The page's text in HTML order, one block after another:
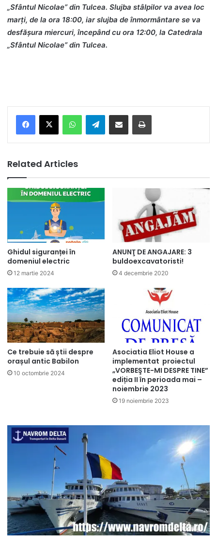
„Sfântul Nicolae” din Tulcea. Slujba stâlpilor va avea loc
marți, de la ora 18:00, iar slujba de înmormântare se va
desfășura miercuri, începând cu ora 12:00, la Catedrala
„Sfântul Nicolae” din Tulcea.
Telegram
Related Articles
Ghidul siguranței în
domeniul electric
12 martie 2024
ANUNŢ DE ANGAJARE: 3
buldoexcavatoristi!
4 decembrie 2020
Ce trebuie să știi despre
orașul antic Babilon
10 octombrie 2024
Asociatia Eliot House a
implementat proiectul
„VORBEŞTE-MI DESPRE TINE”
ediția II în perioada mai –
noiembrie 2023
19 noiembrie 2023